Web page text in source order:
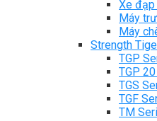
Xe
Máy
Máy
Strength
TGP
TGP
TGS
TGF
TM